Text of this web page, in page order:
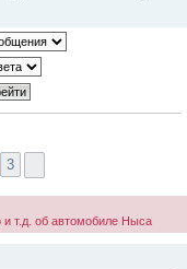
3
т.д. об автомобиле Ныса